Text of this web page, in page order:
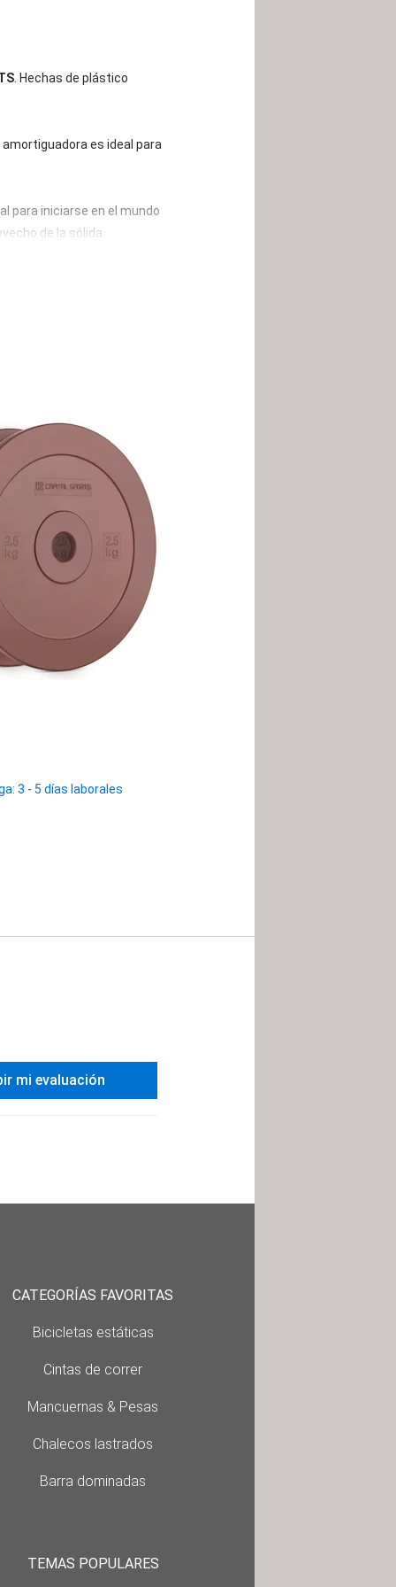
. Hechas de plástico
es ideal para
para iniciarse en el mundo
de la sólida
3 - 5 días laborales
mi evaluación
CATEGORÍAS FAVORITAS
Bicicletas estáticas
Cintas de correr
Mancuernas & Pesas
Chalecos lastrados
Barra dominadas
TEMAS POPULARES